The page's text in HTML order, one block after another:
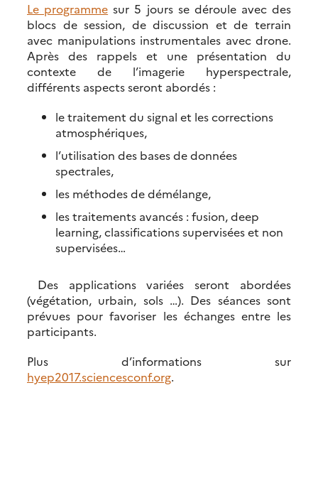
Le programme sur 5 jours se déroule avec des
blocs de session, de discussion et de terrain
avec manipulations instrumentales avec drone.
Après des rappels et une présentation du
contexte de l’imagerie hyperspectrale,
différents aspects seront abordés :
le traitement du signal et les corrections
atmosphériques,
l’utilisation des bases de données
spectrales,
les méthodes de démélange,
les traitements avancés : fusion, deep
learning, classifications supervisées et non
supervisées…
Des applications variées seront abordées
(végétation, urbain, sols …). Des séances sont
prévues pour favoriser les échanges entre les
participants.
Plus d’informations sur
hyep2017.sciencesconf.org.